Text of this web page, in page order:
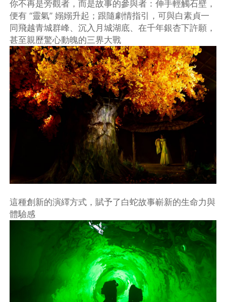
你不再是旁觀者，而是故事的參與者：伸手輕觸石壁，
便有 “靈氣” 嫋嫋升起；跟隨劇情指引，可與白素貞一
同飛越青城群峰、沉入月城湖底、在千年銀杏下許願，
甚至親歷驚心動魄的三界大戰
這種創新的演繹方式，賦予了白蛇故事嶄新的生命力與
體驗感